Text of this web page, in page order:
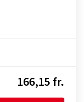
166,15 fr.